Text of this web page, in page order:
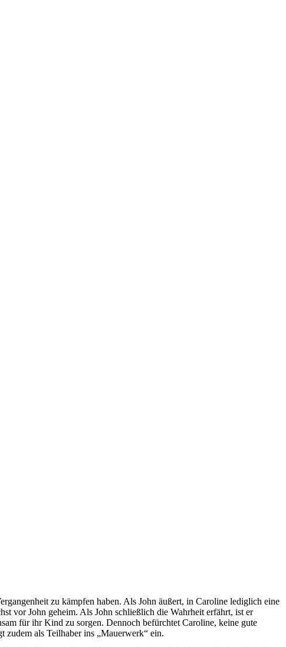
zu kämpfen haben. Als John äußert, in Caroline lediglich eine
vor John geheim. Als John schließlich die Wahrheit erfährt, ist er
für ihr Kind zu sorgen. Dennoch befürchtet Caroline, keine gute
zudem als Teilhaber ins „Mauerwerk“ ein.